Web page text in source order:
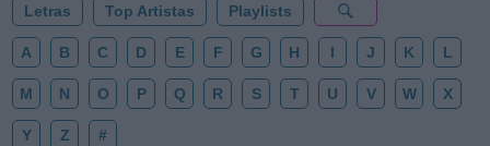
Letras Top Artistas Playlists
A B C D E F G H I J K L
M N O P Q R S T U V W X
Y Z #